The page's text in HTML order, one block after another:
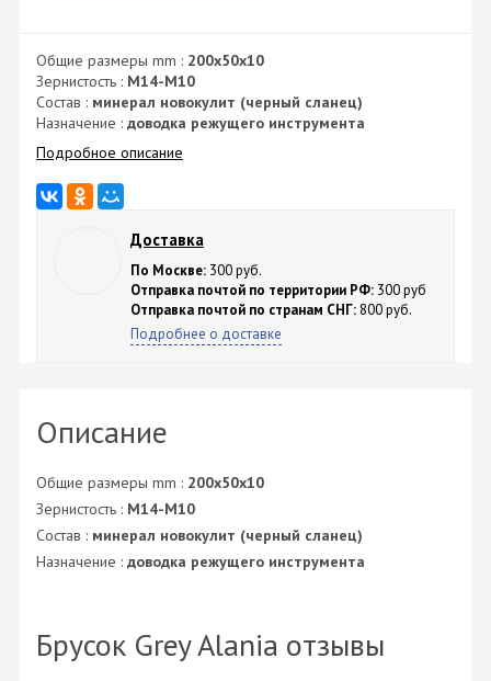
Общие размеры mm : 200х50х10
Зернистость : М14-М10
Состав : минерал новокулит (черный сланец)
Назначение : доводка режущего инструмента
Подробное описание
Доставка
По Москве: 300 руб.
Отправка почтой по территории РФ: 300 руб
Отправка почтой по странам СНГ: 800 руб.
Подробнее о доставке
Описание
Общие размеры mm : 200х50х10
Зернистость : М14-М10
Состав : минерал новокулит (черный сланец)
Назначение : доводка режущего инструмента
Брусок Grey Alania отзывы